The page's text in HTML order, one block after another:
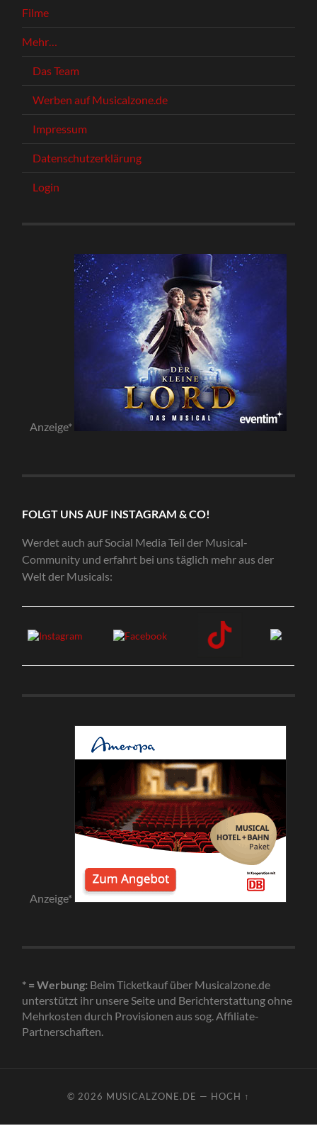
Filme
Mehr…
Das Team
Werben auf Musicalzone.de
Impressum
Datenschutzerklärung
Login
Anzeige*
FOLGT UNS AUF INSTAGRAM & CO!
Werdet auch auf Social Media Teil der Musical-
Community und erfahrt bei uns täglich mehr aus der
Welt der Musicals:
Anzeige*
* = Werbung: Beim Ticketkauf über Musicalzone.de
unterstützt ihr unsere Seite und Berichterstattung ohne
Mehrkosten durch Provisionen aus sog. Affiliate-
Partnerschaften.
© 2026 MUSICALZONE.DE — HOCH ↑